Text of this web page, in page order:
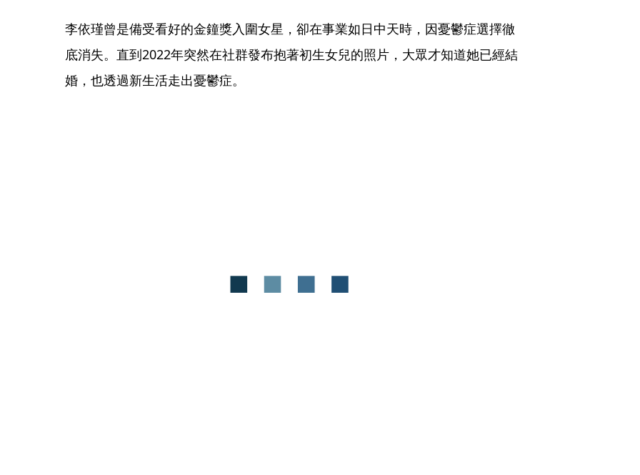
李依瑾曾是備受看好的金鐘獎入圍女星，卻在事業如日中天時，因憂鬱症選擇徹
底消失。直到2022年突然在社群發布抱著初生女兒的照片，大眾才知道她已經結
婚，也透過新生活走出憂鬱症。